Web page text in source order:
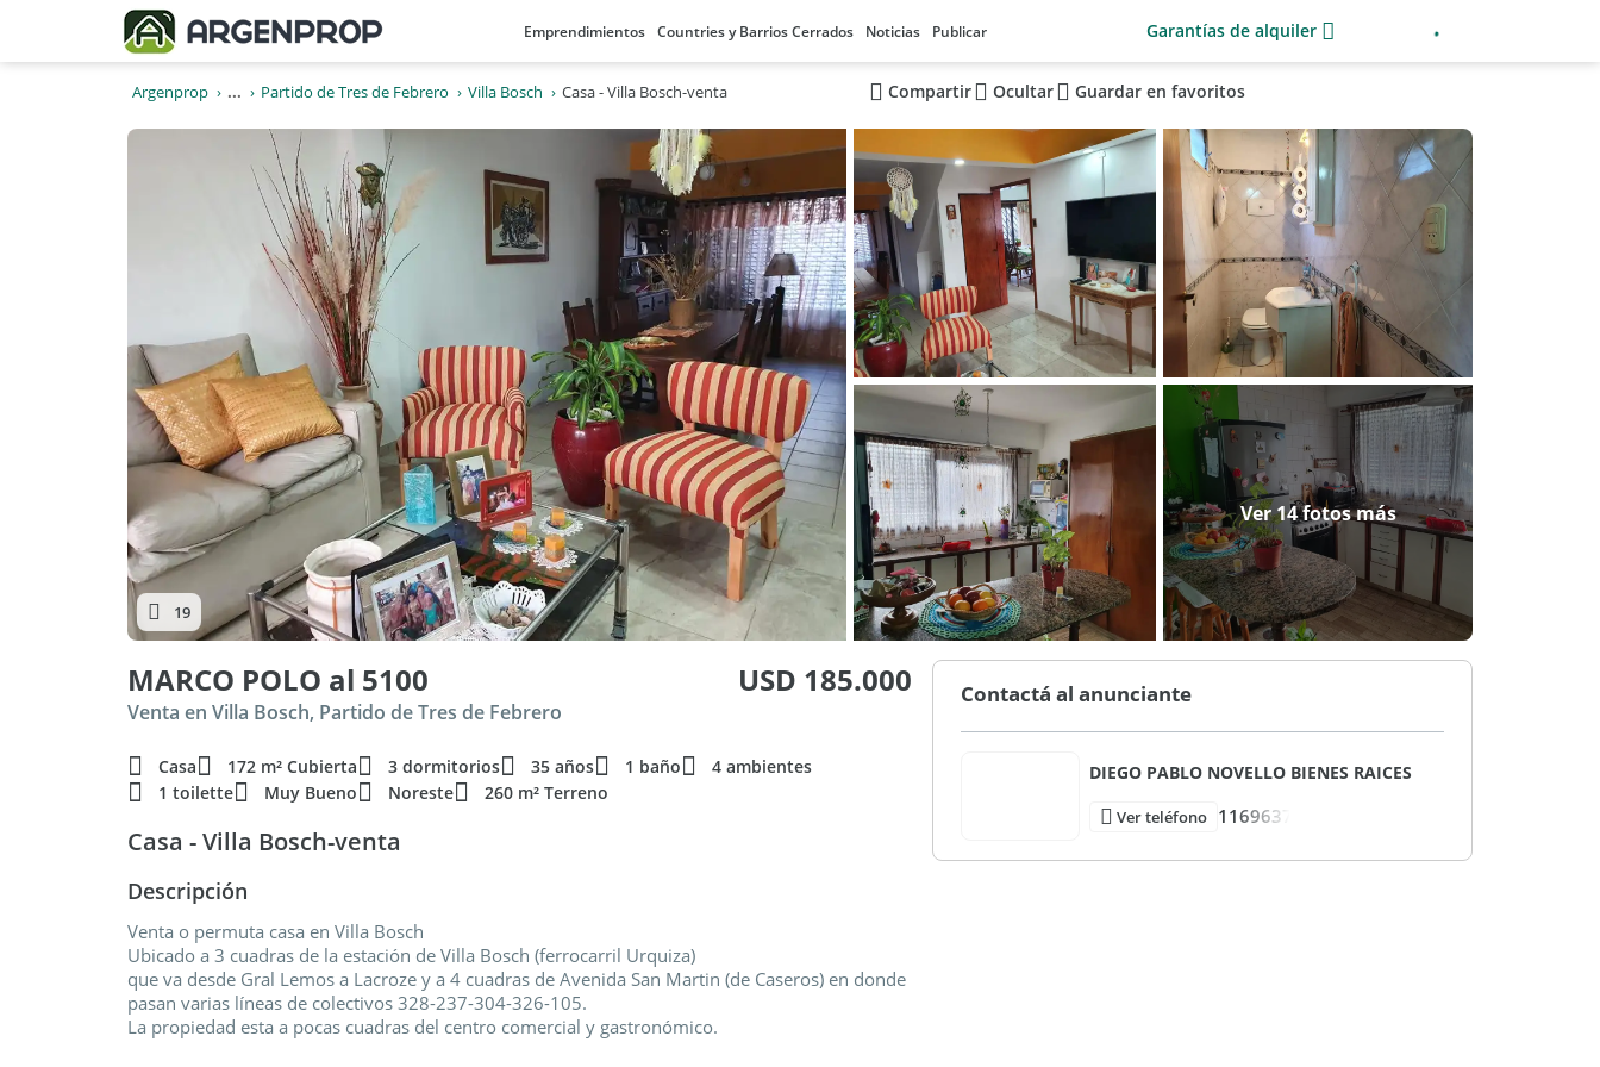
Emprendimientos Countries y Barrios Cerrados Noticias Publicar Garantías de alquiler
Argenprop ... Partido de Tres de Febrero Villa Bosch Casa - Villa Bosch-venta Compartir Ocultar Guardar en favoritos
Ver 14 fotos más
19
MARCO POLO al 5100 USD 185.000
Venta en Villa Bosch, Partido de Tres de Febrero
Casa 172 m² Cubierta 3 dormitorios 35 años 1 baño
4 ambientes
1 toilette
Muy Bueno Noreste 260 m² Terreno
Casa - Villa Bosch-venta
Descripción
Venta o permuta casa en Villa Bosch
Ubicado a 3 cuadras de la estación de Villa Bosch (ferrocarril Urquiza)
que va desde Gral Lemos a Lacroze y a 4 cuadras de Avenida San Martin (de Caseros) en donde
pasan varias líneas de colectivos 328-237-304-326-105.
La propiedad esta a pocas cuadras del centro comercial y gastronómico.
Contactá al anunciante
DIEGO PABLO NOVELLO BIENES RAICES
Ver teléfono 1169637